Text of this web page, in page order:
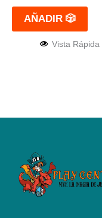
AÑADIR 🎲
Vista Rápida